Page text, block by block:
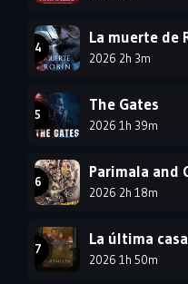
1978
La muerte de
2026 2h 3m
The Gates
2026 1h 39m
Parimala and
2026 2h 18m
La última casa
2026 1h 50m